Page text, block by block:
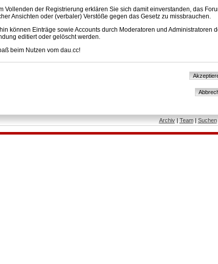
Vollenden der Registrierung erklären Sie sich damit einverstanden, das
Ansichten oder (verbaler) Verstöße gegen das Gesetz zu missbrauchen.
können Einträge sowie Accounts durch Moderatoren und Administratoren
editiert oder gelöscht werden.
beim Nutzen vom dau.cc!
Archiv| Team| Suchen